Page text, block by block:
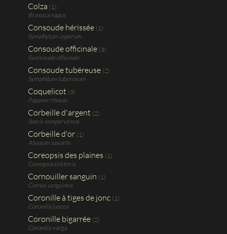
Colza (1)
Brassica napus
Consoude hérissée (1)
Symphytum asperum
Consoude officinale (3)
Syonsoude officinale
Consoude tubéreuse (2)
Symphitum tuberosum
Coquelicot (3)
Papaver rhoeas
Corbeille d'argent (2)
Iberis sempervirens
Corbeille d'or (1)
Alyssum saxatile
Coreopsis des plaines (1)
Coreopsis tinctoria
Cornouiller sanguin (1)
Cornus sanguinea
Coronille à tiges de jonc (1)
Coronilla juncea
Coronille bigarrée (2)
Coronilla varga